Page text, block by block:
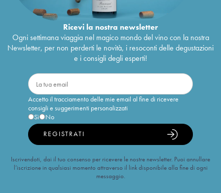
Ricevi la nostra newsletter
Ogni settimana viaggia nel magico mondo del vino con la nostra
Newsletter, per non perderti le novità, i resoconti delle degustazioni
e i consigli degli esperti!
Accetto il tracciamento delle mie email al fine di ricevere
consigli e suggerimenti personalizzati
Sì
No
REGISTRATI
Iscrivendoti, dai il tuo consenso per ricevere le nostre newsletter. Puoi annullare
l’iscrizione in qualsiasi momento attraverso il link disponibile alla fine di ogni
messaggio.